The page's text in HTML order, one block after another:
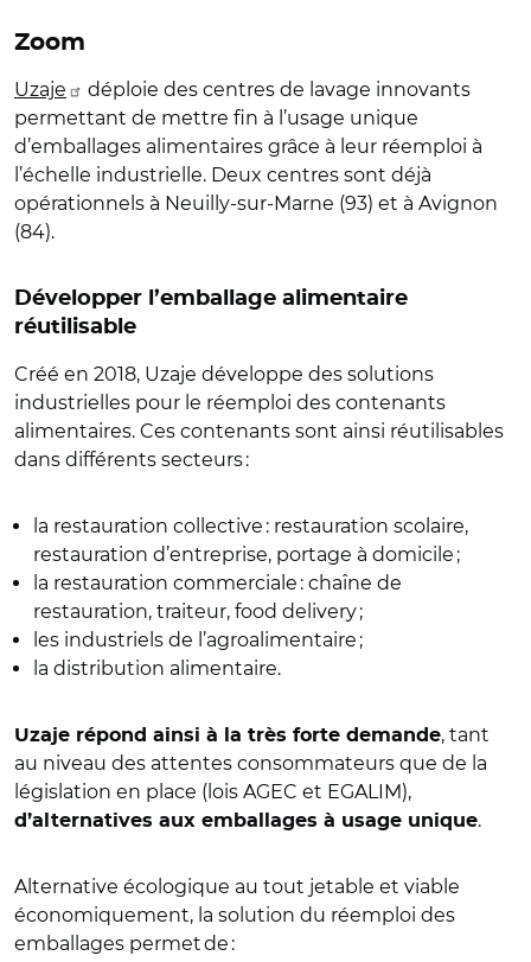
Zoom
Uzaje
déploie des centres de lavage innovants
permettant de mettre fin à l’usage unique
d’emballages alimentaires grâce à leur réemploi à
l’échelle industrielle. Deux centres sont déjà
opérationnels à Neuilly-sur-Marne (93) et à Avignon
(84).
Développer l’emballage alimentaire
réutilisable
Créé en 2018, Uzaje développe des solutions
industrielles pour le réemploi des contenants
alimentaires. Ces contenants sont ainsi réutilisables
dans différents secteurs :
la restauration collective : restauration scolaire,
restauration d’entreprise, portage à domicile ;
la restauration commerciale : chaîne de
restauration, traiteur, food delivery ;
les industriels de l’agroalimentaire ;
la distribution alimentaire.
Uzaje répond ainsi à la très forte demande, tant
au niveau des attentes consommateurs que de la
législation en place (lois AGEC et EGALIM),
d’alternatives aux emballages à usage unique.
Alternative écologique au tout jetable et viable
économiquement, la solution du réemploi des
emballages permet de :